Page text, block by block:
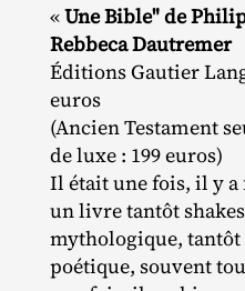
«Une Bible" de
Rebbeca Dautremer
Éditions Gautier
euros
(Ancien Testament
de luxe : 199 euros)
Il était une fois, il y
un livre tantôt
mythologique,
poétique, souvent